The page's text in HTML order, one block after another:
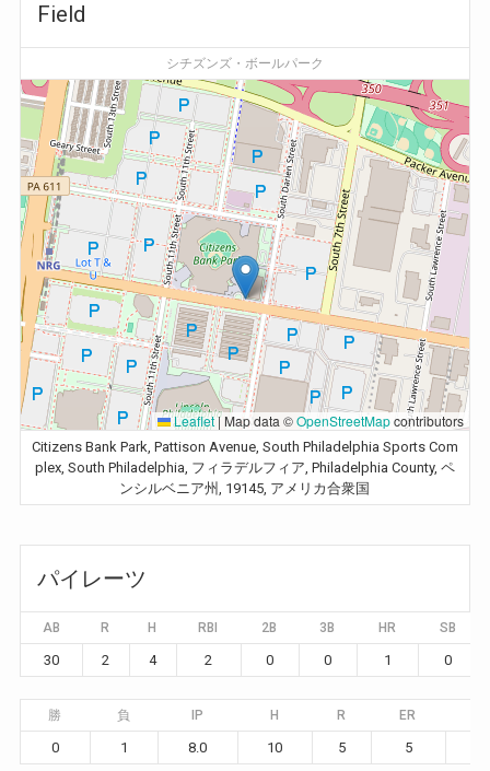
Field
シチズンズ・ボールパーク
Leaflet|Map data ©OpenStreetMapcontributors
Citizens Bank Park, Pattison Avenue, South Philadelphia Sports Com
plex, South Philadelphia, フィラデルフィア, Philadelphia County, ペ
ンシルベニア州, 19145, アメリカ合衆国
パイレーツ
AB R H RBI 2B 3B HR SB
30 2 4 2 0 0 1 0
勝 負 IP H R ER
0 1 8.0 10 5 5